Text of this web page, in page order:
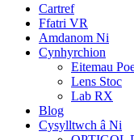
Cartref
Ffatri VR
Amdanom Ni
Cynhyrchion
Eitemau
Lens Stoc
Lab RX
Blog
Cysylltwch â Ni